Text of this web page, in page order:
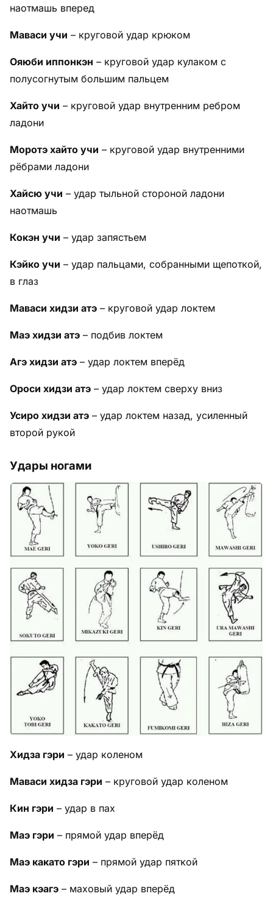
наотмашь вперед
Маваси учи – круговой удар крюком
Ояюби иппонкэн – круговой удар кулаком с
полусогнутым большим пальцем
Хайто учи – круговой удар внутренним ребром
ладони
Моротэ хайто учи – круговой удар внутренними
рёбрами ладони
Хайсю учи – удар тыльной стороной ладони
наотмашь
Кокэн учи – удар запястьем
Кэйко учи – удар пальцами, собранными щепоткой,
в глаз
Маваси хидзи атэ – круговой удар локтем
Маэ хидзи атэ – подбив локтем
Агэ хидзи атэ – удар локтем вперёд
Ороси хидзи атэ – удар локтем сверху вниз
Усиро хидзи атэ – удар локтем назад, усиленный
второй рукой
Удары ногами
Хидза гэри – удар коленом
Маваси хидза гэри – круговой удар коленом
Кин гэри – удар в пах
Маэ гэри – прямой удар вперёд
Маэ какато гэри – прямой удар пяткой
Маэ кэагэ – маховый удар вперёд